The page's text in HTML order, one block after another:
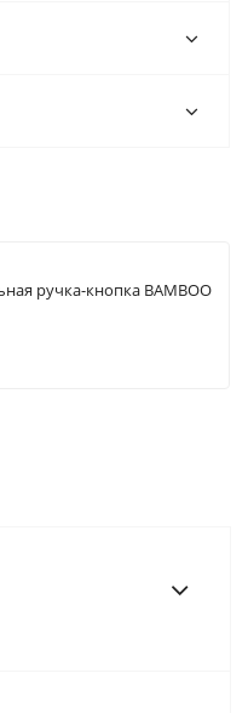
ручка-кнопка BAMBOO